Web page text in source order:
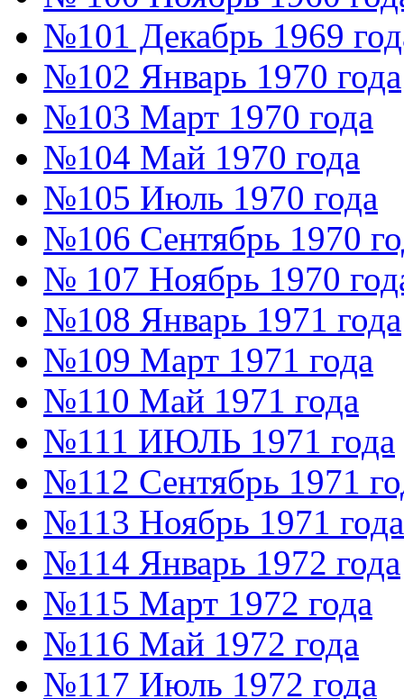
№101 Декабрь 1969
№102 Январь 1970 года
№103 Март 1970 года
№104 Май 1970 года
№105 Июль 1970 года
№106 Сентябрь 1970
№ 107 Ноябрь 1970
№108 Январь 1971 года
№109 Март 1971 года
№110 Май 1971 года
№111 ИЮЛЬ 1971 года
№112 Сентябрь 1971
№113 Ноябрь 1971 года
№114 Январь 1972 года
№115 Март 1972 года
№116 Май 1972 года
№117 Июль 1972 года